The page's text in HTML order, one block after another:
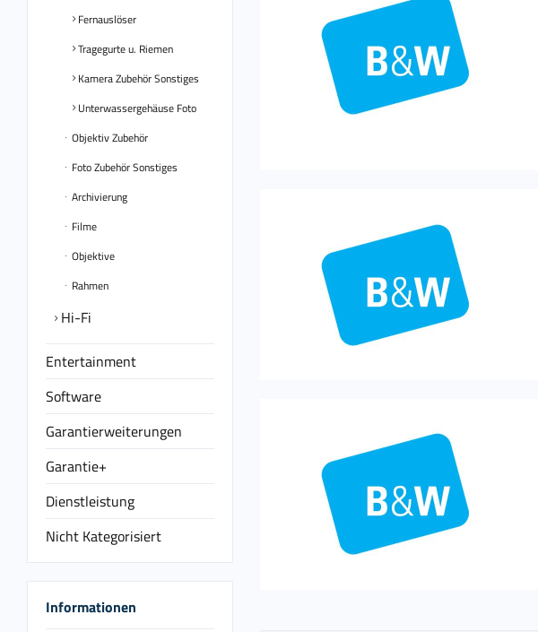
Fernauslöser
Tragegurte u. Riemen
Kamera Zubehör Sonstiges
Unterwassergehäuse Foto
Objektiv Zubehör
Foto Zubehör Sonstiges
Archivierung
Filme
Objektive
Rahmen
Hi-Fi
Entertainment
Software
Garantierweiterungen
Garantie+
Dienstleistung
Nicht Kategorisiert
Informationen